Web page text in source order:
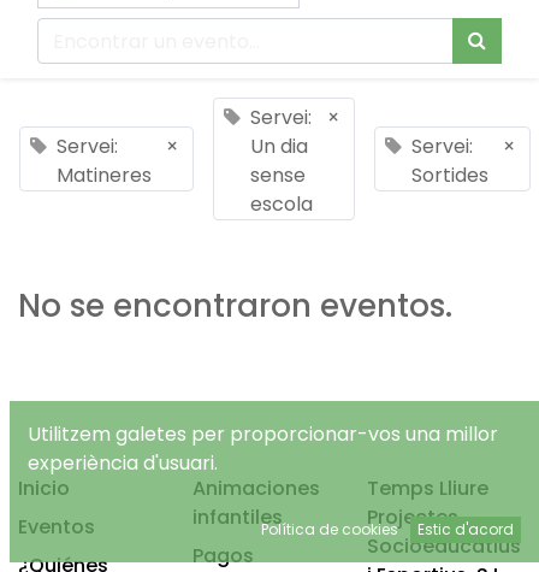
Servei:
Matineres
×
Servei:
Un dia
sense
escola
×
Servei:
Sortides
×
No se encontraron eventos.
Inicio
Eventos
¿Quiénes
Animaciones
infantiles
Pagos
Temps Lliure
Projectes
Socioeducatius
Utilitzem galetes per proporcionar-vos una millor
experiència d'usuari.
Política de cookies Estic d'acord